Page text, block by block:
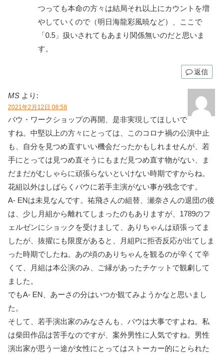
つっても本命の方々は結局それ以上にカウントを増
やしていくので（明日海龍彩風暁など）、ここで
「0.5」扱いされてもあまり関係無いのだと思いま
す。
返信
MS より:
2021年2月12日 08:58
バウ・ワークショップの再開、是非実現してほしいで
すね。中堅以上の方々にとっては、このコロナ禍の公演中止
も、自分を見つめ直すいい機会だったかもしれませんが、若
手にとっては見つめ直そうにもまだ見つめ直す物がない、ま
だまだがむしゃらに頑張らないといけない時期ですからね。
花組以外はしばらくバウに若手主演がない事が残念です。
A- ENは未見なんです。祐飛さんの組替、瀬奈さんの退団の後
は、少し月組から離れてしまったのもありますが、1789のフ
ェルゼンにショックを受けまして、ありちゃんは頑張ってま
したが、抜擢にも限度があると、月組Pに拒否反応が出てしま
った時期でしたね。あの頃のありちゃんを観るのが辛くて辛
くて、月組は本公演のみ、ご縁があったチケットで観劇して
ました。
でもA- EN、あーさの分はいつか観てみようかなと思いまし
た。
そして、若手演出家のみなさんも、バウは大事ですよね。私
は柴田作品は苦手なのですが、案外男性に人気ですね。男性
演出家が思う一途が女性にとってはストーカー的にとられた